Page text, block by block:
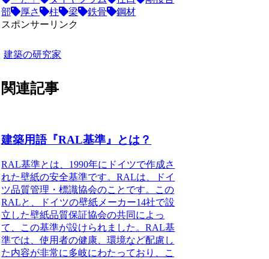
部
厚さ 柱 梁 鉄骨
鋼材
スポンサーリンク
建築の研究家
関連記事
建築用語『RAL基準』とは？
RAL基準とは、1990年にドイツで作成さ
れた壁紙の安全基準です。RALは、ドイ
ツ品質管理・標識協会のことです。この
RALと、ドイツの壁紙メーカー14社で設
立した壁紙品質保証協会の共同によっ
て、この基準が設けられました。RAL基
準では、使用者の健康、環境など配慮し
た内容が非常に多岐にわたっており、こ